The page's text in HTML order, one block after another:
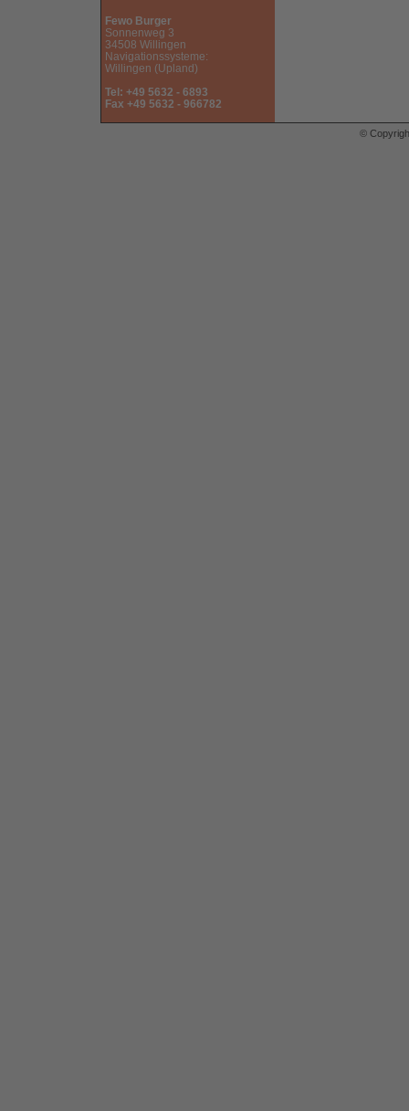
Fewo Burger
Sonnenweg 3
34508 Willingen
Navigationssysteme:
Willingen (Upland)
Tel: +49 5632 - 6893
Fax +49 5632 - 966782
©